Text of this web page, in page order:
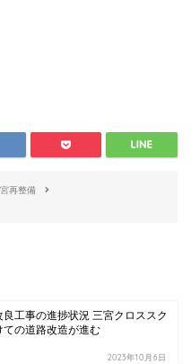
再整備
工事の進捗状況 三宮クロススク
ての道路改造が進む
2023年10月6日